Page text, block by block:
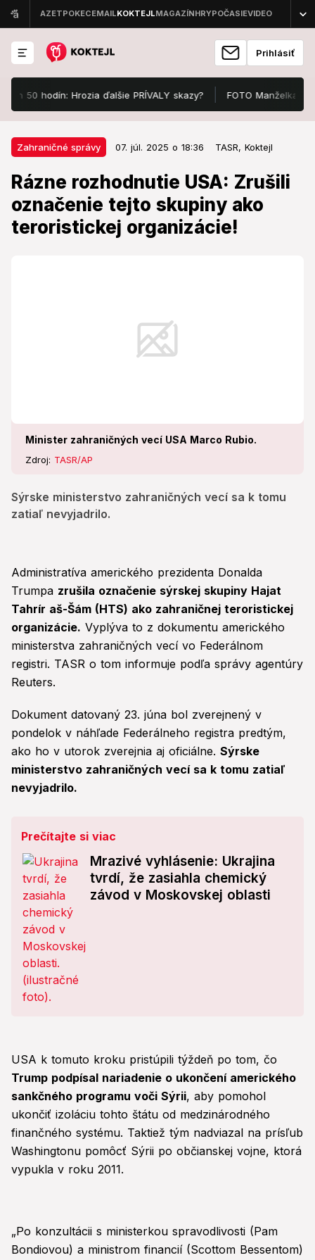
Prihlásiť
Hrozia ďalšie PRÍVALY skazy? FOTO Manželka Attilu
Zahraničné správy 07. júl. 2025 o 18:36 TASR, Koktejl
Rázne rozhodnutie USA: Zrušili
označenie tejto skupiny ako
teroristickej organizácie!
Minister zahraničných vecí USA Marco Rubio.
Zdroj: TASR/AP
Sýrske ministerstvo zahraničných vecí sa k tomu
zatiaľ nevyjadrilo.
Zahraničné správy 07. júl. 2025 o 18:36
Rázne rozhodnutie USA: Zrušili
označenie tejto skupiny ako
teroristickej organizácie!
Administratíva amerického prezidenta Donalda
Trumpa zrušila označenie sýrskej skupiny Hajat
Tahrír aš-Šám (HTS) ako zahraničnej teroristickej
organizácie. Vyplýva to z dokumentu amerického
ministerstva zahraničných vecí vo Federálnom
registri. TASR o tom informuje podľa správy agentúry
Reuters.
Dokument datovaný 23. júna bol zverejnený v
pondelok v náhľade Federálneho registra predtým,
ako ho v utorok zverejnia aj oficiálne. Sýrske
ministerstvo zahraničných vecí sa k tomu zatiaľ
nevyjadrilo.
Prečítajte si viac
Mrazivé vyhlásenie: Ukrajina
tvrdí, že zasiahla chemický
závod v Moskovskej oblasti
USA k tomuto kroku pristúpili týždeň po tom, čo
Trump podpísal nariadenie o ukončení amerického
sankčného programu voči Sýrii, aby pomohol
ukončiť izoláciu tohto štátu od medzinárodného
finančného systému. Taktiež tým nadviazal na prísľub
Washingtonu pomôcť Sýrii po občianskej vojne, ktorá
vypukla v roku 2011.
„Po konzultácii s ministerkou spravodlivosti (Pam
Bondiovou) a ministrom financií (Scottom Bessentom)